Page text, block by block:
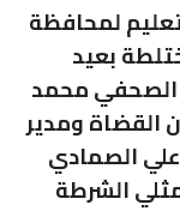
لمحافظة
بعيد
الصحفي محمد
القضاة ومدير
الصمادي
الشرطة